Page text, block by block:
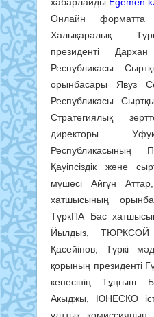
Онлайн
Халықаралық
президенті
Республикасы
орынбасары Явуз
Республикасы Сыртқы
Стратегиялық
директоры
Республикасының
Қауіпсіздік және
мүшесі Айгүн
хатшысының
ТүркПА Бас
Йылдыз, ТЮРКСОЙ
Қасейінов, Түркі
қорының президенті
кенесінің
Акыджы, ЮНЕСКО